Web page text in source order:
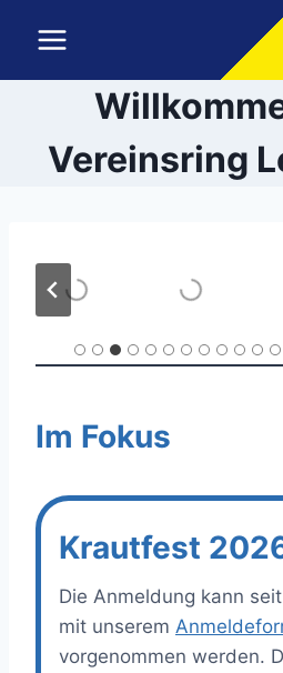
Inhalt
Vereinsring
Im Fokus
Krautfest
Die Anmeldung kann
mit unserem
vorgenommen werden.